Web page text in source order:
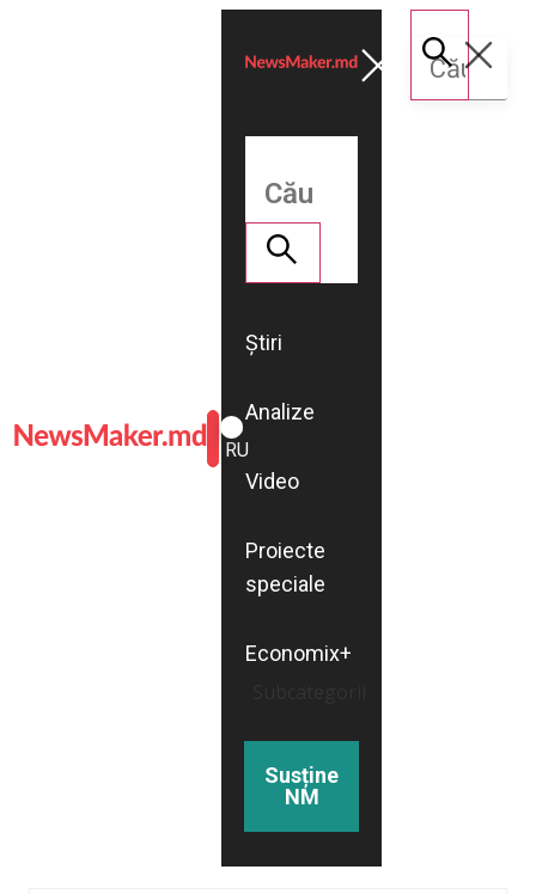
ROMÂNĂ
RU
Știri
Analize
Video
Proiecte
speciale
Economix+
Susține
NM